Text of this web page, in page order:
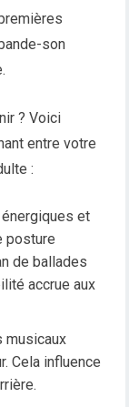
son
? Voici
entre votre
:
énergiques et
posture
de ballades
accrue aux
musicaux
Cela influence